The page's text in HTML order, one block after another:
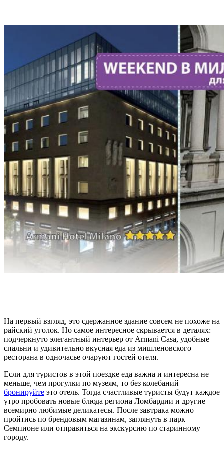
На первый взгляд, это сдержанное здание совсем не похоже на
райский уголок. Но самое интересное скрывается в деталях:
подчеркнуто элегантный интерьер от Armani Casa, удобные
спальни и удивительно вкусная еда из мишленовского
ресторана в одночасье очаруют гостей отеля.
Если для туристов в этой поездке еда важна и интересна не
меньше, чем прогулки по музеям, то без колебаний
бронируйте это отель. Тогда счастливые туристы будут каждое
утро пробовать новые блюда региона Ломбардии и другие
всемирно любимые деликатесы. После завтрака можно
пройтись по брендовым магазинам, заглянуть в парк
Семпионе или отправиться на экскурсию по старинному
городу.